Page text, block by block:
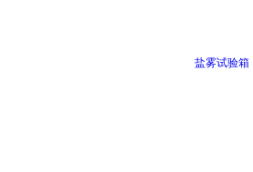
盐雾试验箱